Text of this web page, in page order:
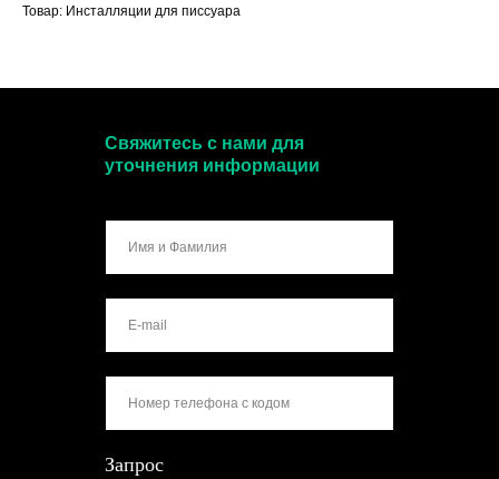
Товар: Инсталляции для писсуара
Запрос
Свяжитесь с нами для
уточнения информации